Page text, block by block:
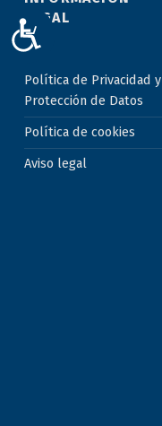
LEGAL
Política de Privacidad y
Protección de Datos
Política de cookies
Aviso legal